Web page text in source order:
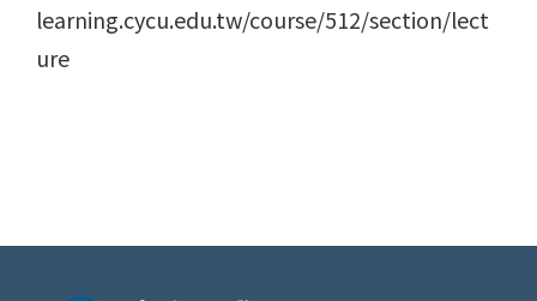
learning.cycu.edu.tw/course/512/section/lect
ure